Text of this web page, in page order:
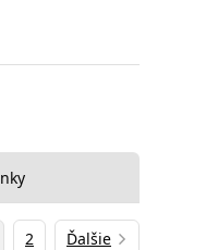
2 Ďalšie